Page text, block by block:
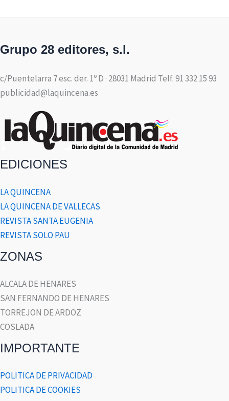
Grupo 28 editores, s.l.
c/Puentelarra 7 esc. der. 1º D · 28031 Madrid Telf. 91 332 15 93
publicidad@laquincena.es
EDICIONES
LA QUINCENA
LA QUINCENA DE VALLECAS
REVISTA SANTA EUGENIA
REVISTA SOLO PAU
ZONAS
ALCALA DE HENARES
SAN FERNANDO DE HENARES
TORREJON DE ARDOZ
COSLADA
IMPORTANTE
POLITICA DE PRIVACIDAD
POLITICA DE COOKIES